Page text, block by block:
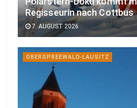
Regisseurin nach Cottbus
7. AUGUST 2026
OBERSPREEWALD-LAUSITZ